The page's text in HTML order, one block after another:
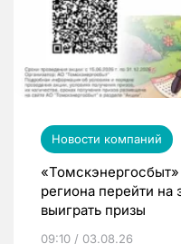
Новости компаний
региона перейти на
выиграть призы
09:10 / 03.08.26